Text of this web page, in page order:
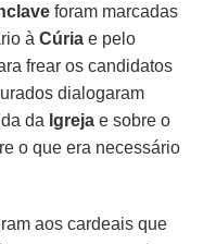
foram marcadas
àCúria e pelo
frear os candidatos
dialogaram
da Igreja e sobre o
o que era necessário
aos cardeais que